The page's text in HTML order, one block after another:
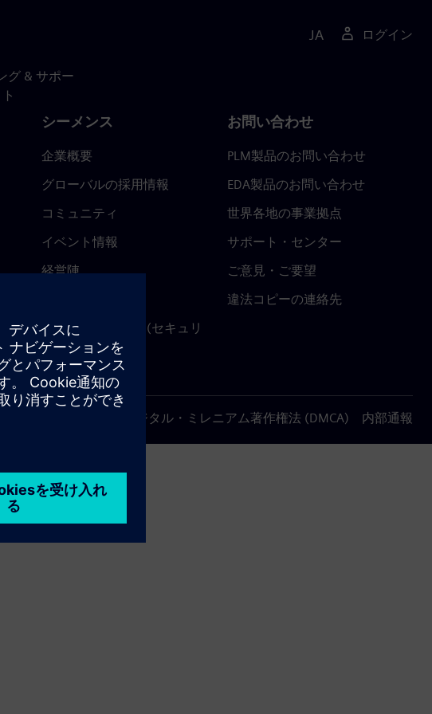
グ & サポー
ト
JA ログイン
シーメンス
企業概要
グローバルの採用情報
コミュニティ
イベント情報
経営陣
トラストセンター (セキュリ
ティ関連情報)
お問い合わせ
PLM製品のお問い合わせ
EDA製品のお問い合わせ
世界各地の事業拠点
サポート・センター
ご意見・ご要望
違法コピーの連絡先
デジタル・ミレニアム著作権法 (DMCA) 内部通報